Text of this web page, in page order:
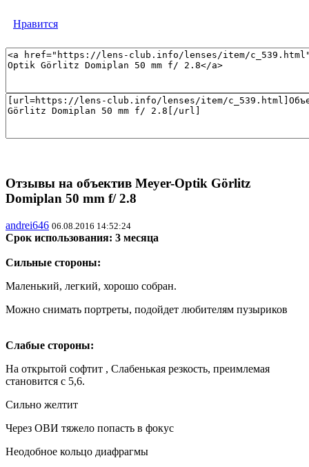
Нравится
Отзывы на объектив Meyer-Optik Görlitz
Domiplan 50 mm f/ 2.8
andrei646 06.08.2016 14:52:24
Срок использования: 3 месяца
Сильные стороны:
Маленький, легкий, хорошо собран.
Можно снимать портреты, подойдет любителям пузыриков
Слабые стороны:
На открытой софтит , Слабенькая резкость, преимлемая
становится с 5,6.
Сильно желтит
Через ОВИ тяжело попасть в фокус
Неодобное кольцо диафрагмы